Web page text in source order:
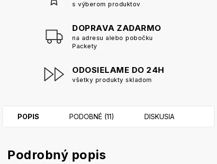
s výberom produktov
DOPRAVA ZADARMO
na adresu alebo pobočku
Packety
ODOSIELAME DO 24H
všetky produkty skladom
POPIS PODOBNÉ (11) DISKUSIA
Podrobný popis